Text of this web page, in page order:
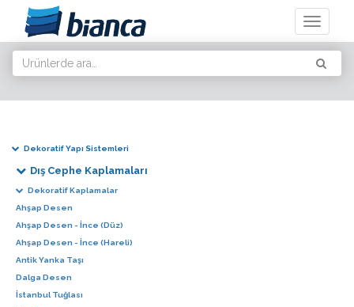
Toggle
Dekoratif Yapı Sistemleri
Dış Cephe Kaplamaları
Dekoratif Kaplamalar
Ahşap Desen
Ahşap Desen - İnce (Düz)
Ahşap Desen - İnce (Hareli)
Antik Yanka Taşı
Dalga Desen
İstanbul Tuğlası